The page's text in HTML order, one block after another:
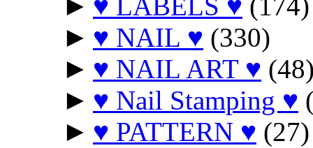
♥ LABELS ♥ (174)
► ♥ NAIL ♥ (330)
► ♥ NAIL ART ♥
► ♥ Nail Stamping ♥
► ♥ PATTERN ♥ (27)